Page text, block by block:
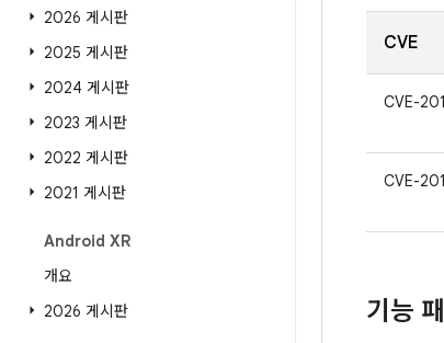
2026 게시판
2025 게시판
2024 게시판
2023 게시판
2022 게시판
2021 게시판
Android XR
개요
2026 게시판
CVE
CVE-
CVE-
기능